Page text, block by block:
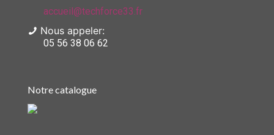
accueil@techforce33.fr
Nous appeler:
05 56 38 06 62
Notre catalogue